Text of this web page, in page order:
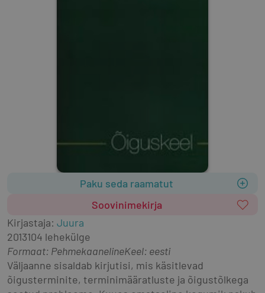
Paku seda raamatut
Soovinimekirja
Kirjastaja: Juura
2013104 lehekülge
Formaat: PehmekaanelineKeel: eesti
Väljaanne sisaldab kirjutisi, mis käsitlevad
õigusterminite, terminimääratluste ja õigustõlkega